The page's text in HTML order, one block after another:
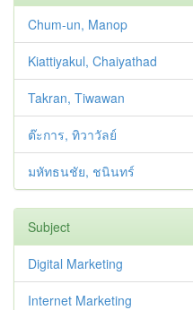
Chum-un, Manop
Kiattiyakul, Chaiyathad
Takran, Tiwawan
ต๊ะการ, ทิวาวัลย์
มหัทธนชัย, ชนินทร์
Subject
Digital Marketing
Internet Marketing